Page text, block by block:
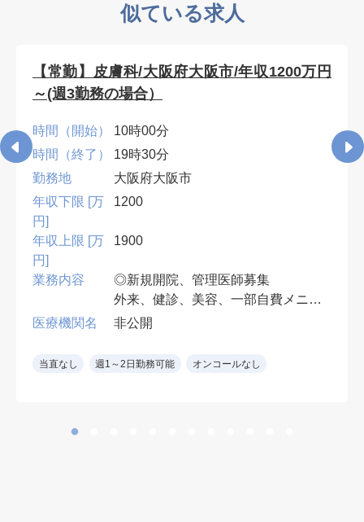
似ている求人
【常勤】皮膚科/大阪府大阪市/年収1200万円
～(週3勤務の場合）
時間（開始）
10時00分
時間（終了）
19時30分
勤務地
大阪府大阪市
年収下限 [万
円]
1200
年収上限 [万
円]
1900
業務内容
◎新規開院、管理医師募集
外来、健診、美容、一部自費メニュ
ー、その他クリニック運営に関連す
医療機関名 非公開
当直なし 週1～2日勤務可能 オンコールなし